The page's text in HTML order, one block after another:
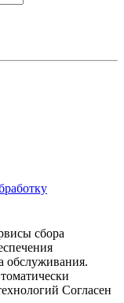
сбора
обслуживания.
Согласен